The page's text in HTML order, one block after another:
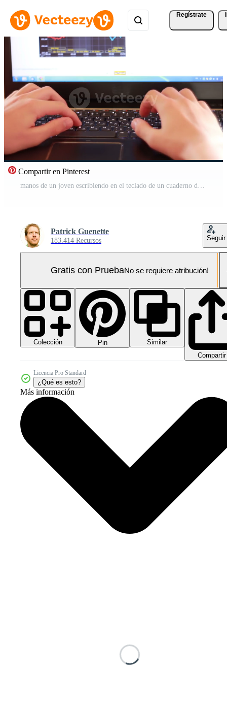
Regístrate
Compartir en Pinterest
manos de un joven escribiendo en el teclado de un cuaderno de color oscuro Vídeo Pro
Patrick Guenette
183.414 Recursos Seguir
Gratis con PruebaNo se requiere atribución!
Colección Pin
Similar
Compartir
Licencia Pro Standard
¿Qué es esto?
Más información